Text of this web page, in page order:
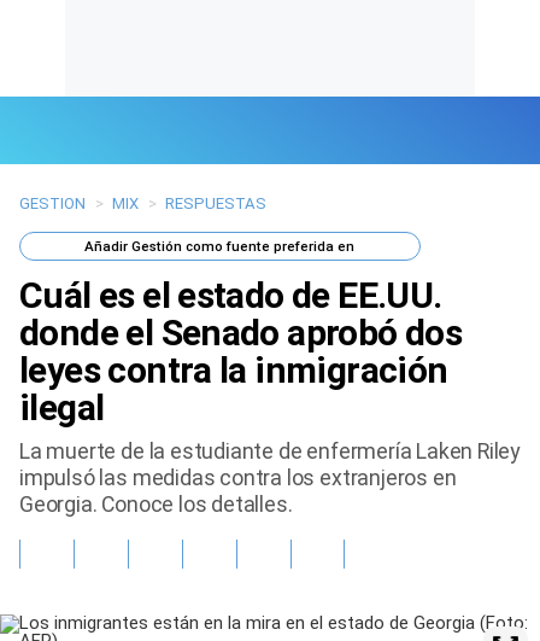
Últimas Noticias
Mi Bolsillo
Respuestas
Gente
Vida Laboral
Tendencias Mix
Sports
GESTION > MIX > RESPUESTAS
AñadirGestión como fuente preferida en
Cuál es el estado de EE.UU.
donde el Senado aprobó dos
leyes contra la inmigración
ilegal
La muerte de la estudiante de enfermería Laken Riley
impulsó las medidas contra los extranjeros en
Georgia. Conoce los detalles.